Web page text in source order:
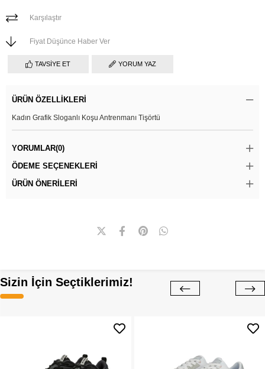
Karşılaştır
Fiyat Düşünce Haber Ver
TAVSIYE ET YORUM YAZ
ÜRÜN ÖZELLIKLERI
Kadın Grafik Sloganlı Koşu Antrenmanı Tişörtü
YORUMLAR(0)
ÖDEME SEÇENEKLERI
ÜRÜN ÖNERILERI
Sizin İçin Seçtiklerimiz!